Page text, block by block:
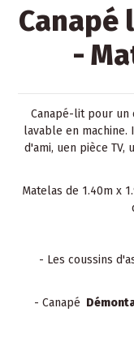
Canapé
-
Canapé-lit pour un
lavable en
d'ami, uen pièce
Matelas de 1.40m x
- Les coussins
- Canapé